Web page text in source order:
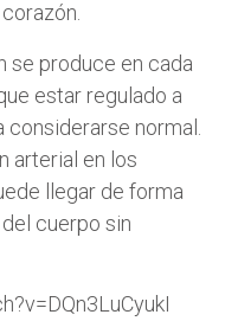
se produce en cada
estar regulado a
normal.
arterial en los
llegar de forma
cuerpo sin